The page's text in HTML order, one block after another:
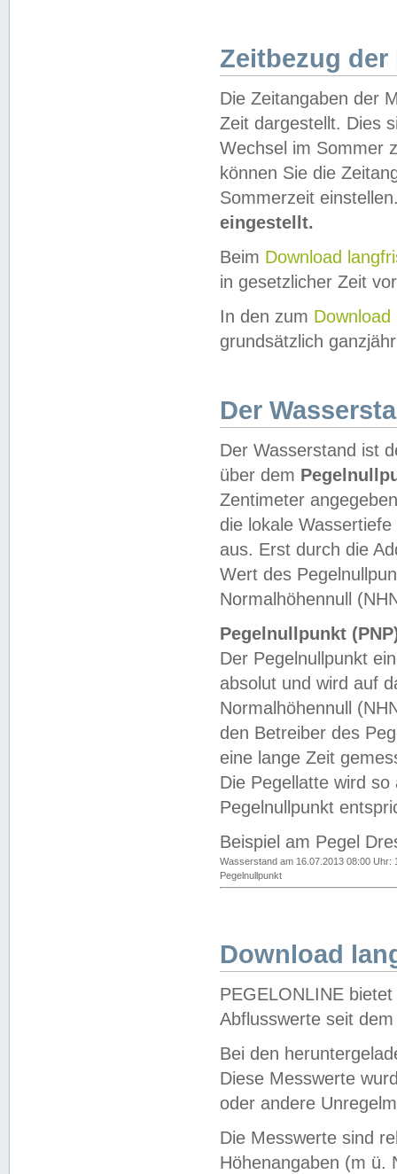
Zeitbezug der
Die Zeitangaben der
Zeit dargestellt. Dies
Wechsel im Sommer
können Sie die
Sommerzeit
eingestellt.
Beim Download
in gesetzlicher Zeit
In den zum Download
grundsätzlich
Der
Der Wasserstand ist
über dem
Zentimeter
die lokale
aus. Erst durch die
Wert des
Normalhöhennull
Pegelnullpunkt
Der Pegelnullpunkt
absolut und wird auf
Normalhöhennull
den Betreiber des
eine lange Zeit
Die Pegellatte wird
Pegelnullpunkt
Beispiel am Pegel
Wasserstand am 16.07.2013 08:00 Uhr:
Pegelnullpunkt
Download
PEGELONLINE
Abflusswerte seit
Bei den
Diese Messwerte
oder andere
Die Messwerte sind
Höhenangaben (m ü.